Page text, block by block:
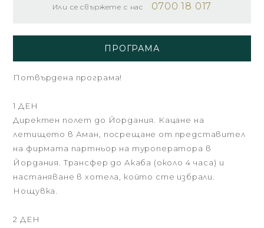
Или се свържете с нас 0700 18 017
ПРОГРАМА
Потвърдена програма!
1 ДЕН
Директен полет до Йордания. Кацане на
летището в Аман, посрещане от представител
на фирмата партньор на туроператора в
Йордания. Трансфер до Акаба (около 4 часа) и
настаняване в хотела, който сте избрали.
Нощувка.
2 ДЕН